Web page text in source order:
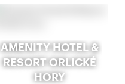
AMENITY HOTEL &
RESORT ORLICKÉ
HORY